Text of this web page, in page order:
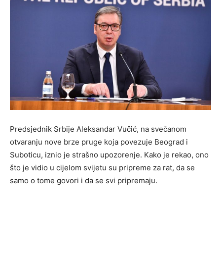
Predsjednik Srbije Aleksandar Vučić, na svečanom
otvaranju nove brze pruge koja povezuje Beograd i
Suboticu, iznio je strašno upozorenje. Kako je rekao, ono
što je vidio u cijelom svijetu su pripreme za rat, da se
samo o tome govori i da se svi pripremaju.